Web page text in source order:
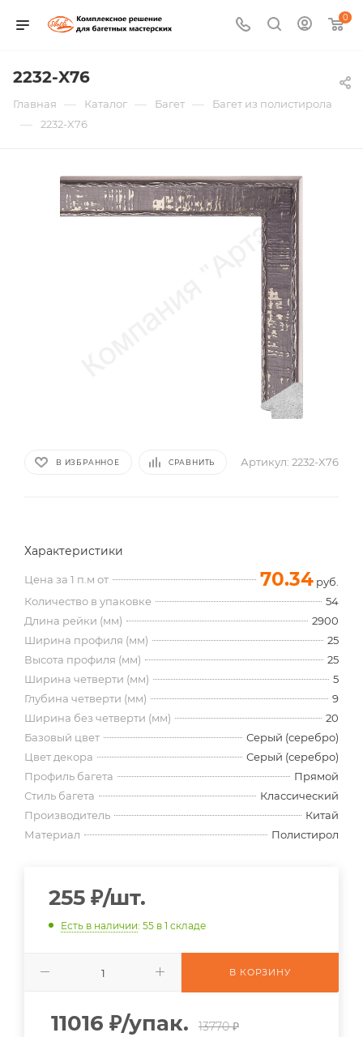
0
2232-X76
Главная — Каталог — Багет — Багет из полистирола
— 2232-X76
В ИЗБРАННОЕ СРАВНИТЬ Артикул: 2232-X76
Характеристики
Цена за 1 п.м от 70.34 руб.
Количество в упаковке
54
Длина рейки (мм)
2900
Ширина профиля (мм)
25
Высота профиля (мм)
25
Ширина четверти (мм)
5
Глубина четверти (мм)
9
Ширина без четверти (мм)
20
Базовый цвет
Серый (серебро)
Цвет декора
Серый (серебро)
Профиль багета
Прямой
Стиль багета
Классический
Производитель
Китай
Материал
Полистирол
255 ₽/шт.
Есть в наличии: 55 в 1 складе
В КОРЗИНУ
11016 ₽/упак. 13770 ₽